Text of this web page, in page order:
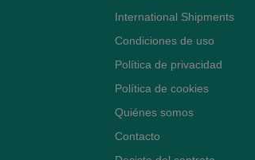
International Shipments
Condiciones de uso
Política de privacidad
Política de cookies
Quiénes somos
Contacto